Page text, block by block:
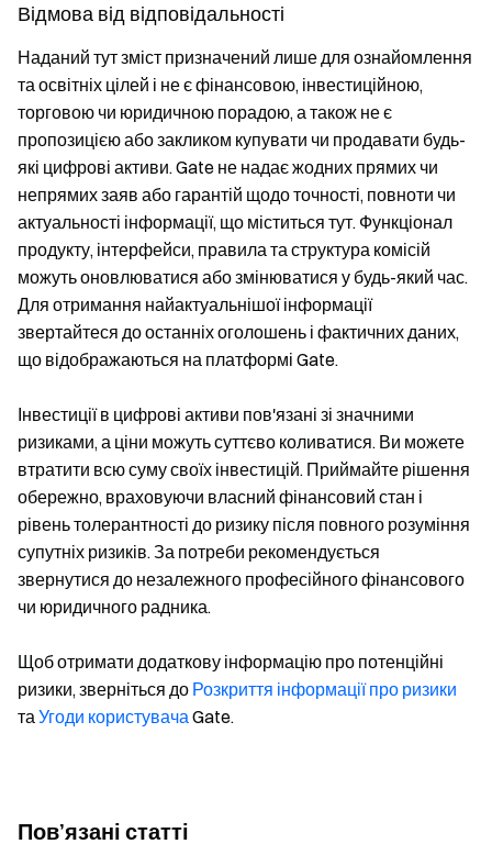
Відмова від відповідальності
Наданий тут зміст призначений лише для ознайомлення
та освітніх цілей і не є фінансовою, інвестиційною,
торговою чи юридичною порадою, а також не є
пропозицією або закликом купувати чи продавати будь-
які цифрові активи. Gate не надає жодних прямих чи
непрямих заяв або гарантій щодо точності, повноти чи
актуальності інформації, що міститься тут. Функціонал
продукту, інтерфейси, правила та структура комісій
можуть оновлюватися або змінюватися у будь-який час.
Для отримання найактуальнішої інформації
звертайтеся до останніх оголошень і фактичних даних,
що відображаються на платформі Gate.
Інвестиції в цифрові активи пов'язані зі значними
ризиками, а ціни можуть суттєво коливатися. Ви можете
втратити всю суму своїх інвестицій. Приймайте рішення
обережно, враховуючи власний фінансовий стан і
рівень толерантності до ризику після повного розуміння
супутніх ризиків. За потреби рекомендується
звернутися до незалежного професійного фінансового
чи юридичного радника.
Щоб отримати додаткову інформацію про потенційні
ризики, зверніться до Розкриття інформації про ризики
таУгоди користувачаGate.
Пов’язані статті